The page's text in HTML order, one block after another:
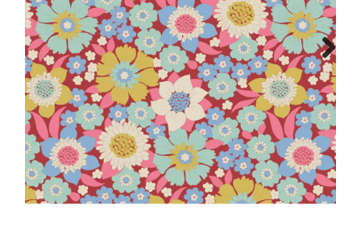
Workshops
Tips & tricks
Cadeaubon
Solden
Contact
Next